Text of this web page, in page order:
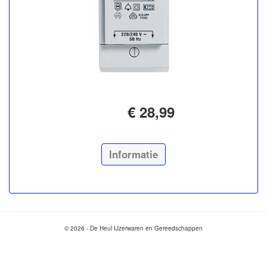
€ 28,99
Informatie
© 2026 - De Heul IJzerwaren en Gereedschappen